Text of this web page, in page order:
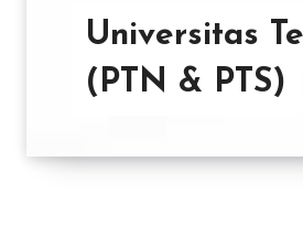
Universitas
(PTN & PTS)